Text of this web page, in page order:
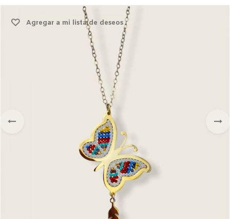
Agregar a mi lista de deseos